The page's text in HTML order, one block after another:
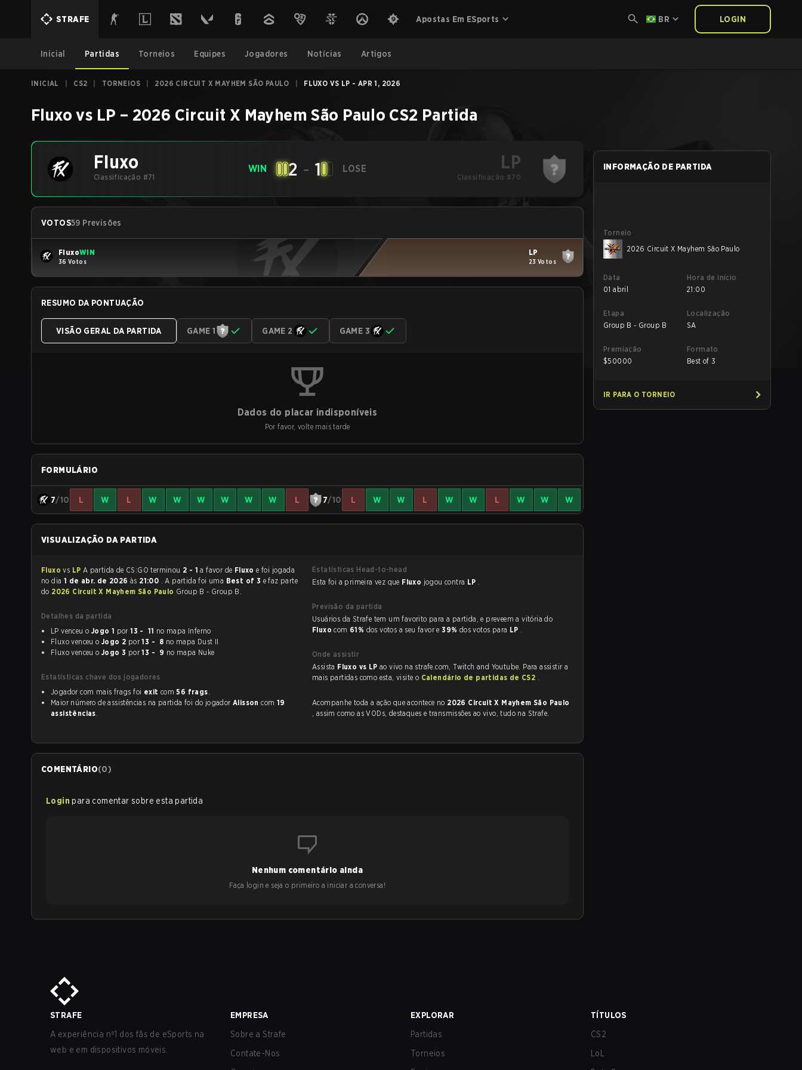
STRAFE Apostas Em ESports BR LOGIN
Inicial Partidas Torneios Equipes Jogadores Notícias Artigos
INICIAL CS2 TORNEIOS 2026 CIRCUIT X MAYHEM SÃO PAULO FLUXO VS LP - APR 1, 2026
Fluxo vs LP – 2026 Circuit X Mayhem São Paulo CS2 Partida
Fluxo
Classificação #71
WIN 2 - 1 LOSE LP
Classificação #70
VOTOS59 Previsões
FluxoWIN
36 Votos
LP
23 Votos
RESUMO DA PONTUAÇÃO
VISÃO GERAL DA PARTIDA GAME 1 GAME 2 GAME 3
Dados do placar indisponíveis
Por favor, volte mais tarde
FORMULÁRIO
7/10 L W L W W W W W W L 7/10 L W W L W W L W W W
VISUALIZAÇÃO DA PARTIDA
Fluxovs LP A partida de CS:GO terminou 2 - 1 a favor de Fluxoe foi jogada
no dia 1 de abr. de 2026 às 21:00 . A partida foi uma Best of 3 e faz parte
do 2026 Circuit X Mayhem São Paulo Group B - Group B.
Detalhes da partida
LP venceu o Jogo 1 por 13 - 11 no mapa Inferno
Fluxo venceu o Jogo 2 por 13 - 8 no mapa Dust II
Fluxo venceu o Jogo 3 por 13 - 9 no mapa Nuke
Estatísticas chave dos jogadores
Jogador com mais frags foi exit com56 frags.
Maior número de assistências na partida foi do jogador Alisson com 19
assistências.
Estatísticas Head-to-head
Esta foi a primeira vez que Fluxo jogou contra LP .
Previsão da partida
Usuários da Strafe tem um favorito para a partida, e preveem a vitória do
Fluxocom 61% dos votos a seu favor e39% dos votos para LP .
Onde assistir
Assista Fluxo vs LP ao vivo na strafe.com, Twitch and Youtube. Para assistir a
mais partidas como esta, visite o Calendário de partidas de CS2 .
Acompanhe toda a ação que acontece no 2026 Circuit X Mayhem São Paulo
, assim como as VODs, destaques e transmissões ao vivo, tudo na Strafe.
COMENTÁRIO(0)
Login para comentar sobre esta partida
Nenhum comentário ainda
Faça login e seja o primeiro a iniciar a conversa!
INFORMAÇÃO DE PARTIDA
Torneio
2026 Circuit X Mayhem São Paulo
Data
01 abril
Hora de início
21:00
Etapa
Group B - Group B
Localização
SA
Premiação
$50000
Formato
Best of 3
IR PARA O TORNEIO
STRAFE
A experiência nº1 dos fãs de eSports na
web e em dispositivos móveis.
EMPRESA
Sobre a Strafe
Contate-Nos
EXPLORAR
Partidas
Torneios
TÍTULOS
CS2
LoL